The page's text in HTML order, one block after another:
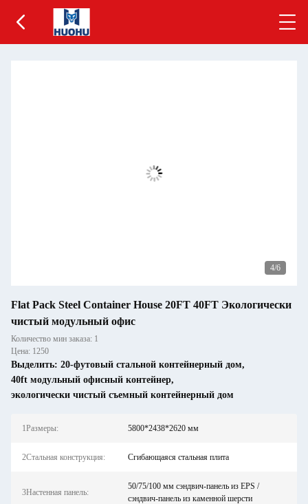
5/6
Flat Pack Steel Container House 20FT 40FT Экологически
чистый модульный офис
Количество мин заказа: 1
Цена: 1250
Выделить: 20-футовый стальной контейнерный дом,
40ft модульный офисный контейнер,
экологически чистый съемный контейнерный дом
1Размеры: 5800*2438*2620 мм
2Стальная конструкция: Сгибающаяся стальная плита
3Настенная панель:
50/75/100 мм сэндвич-панель из EPS /
сэндвич-панель из каменной шерсти